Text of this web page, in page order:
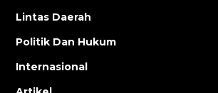
Lintas Daerah
Politik Dan Hukum
Internasional